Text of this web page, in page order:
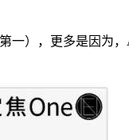
一），更多是因为